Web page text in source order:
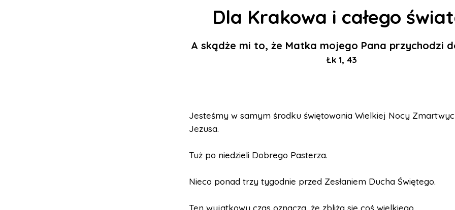
Dla Krakowa i całego
A skądże mi to, że Matka mojego Pana przychodzi
Łk 1, 43
Jesteśmy w samym środku świętowania Wielkiej Nocy
Jezusa.
Tuż po niedzieli Dobrego Pasterza.
Nieco ponad trzy tygodnie przed Zesłaniem Ducha Świętego.
Ten wyjątkowy czas oznacza, że zbliża się coś wielkiego.